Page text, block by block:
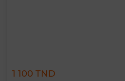
1 100 TND